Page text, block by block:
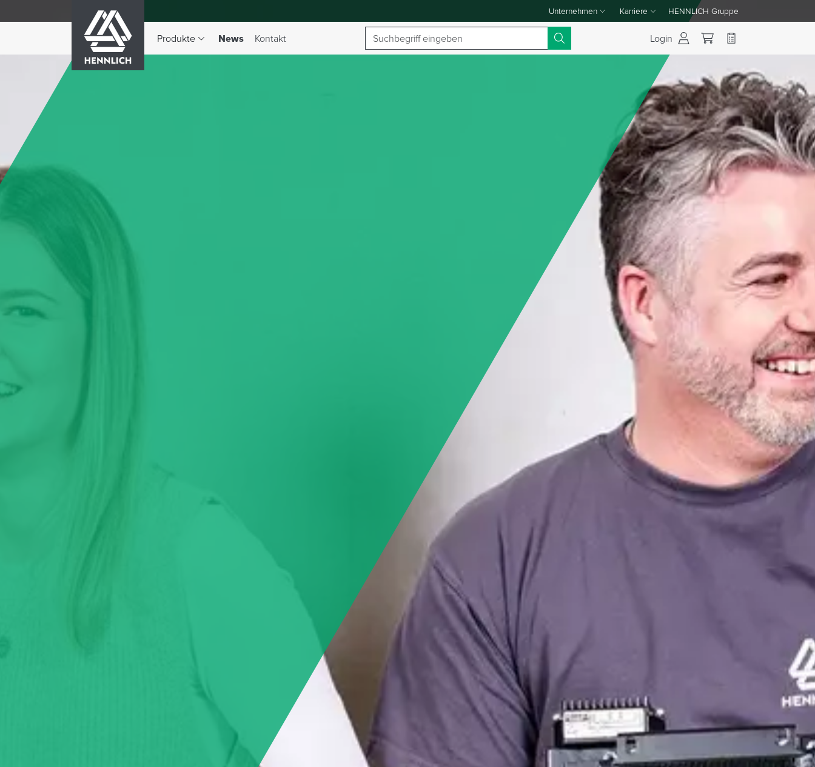
Unternehmen
Dropdown-Menü Unternehmen umschalten
Karriere
Dropdown-Menü Karriere umschalten
HENNLICH Gruppe
Produkte
Dropdown-Menü Produkte umschalten
News(aktiv)
Kontakt Suchbegriff Login